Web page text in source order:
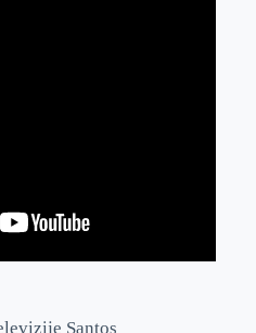
Santos